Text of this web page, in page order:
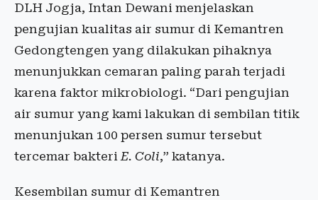
DLH Jogja, Intan Dewani menjelaskan
pengujian kualitas air sumur di Kemantren
Gedongtengen yang dilakukan pihaknya
menunjukkan cemaran paling parah terjadi
karena faktor mikrobiologi. “Dari pengujian
air sumur yang kami lakukan di sembilan titik
menunjukan 100 persen sumur tersebut
tercemar bakteriE. Coli,” katanya.
Kesembilan sumur di Kemantren